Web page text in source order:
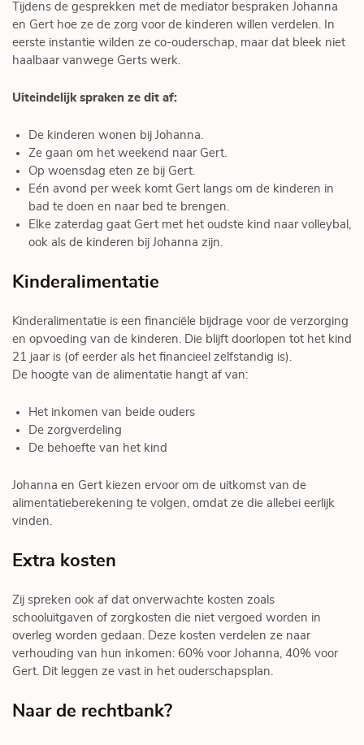
Tijdens de gesprekken met de mediator bespraken Johanna
en Gert hoe ze de zorg voor de kinderen willen verdelen. In
eerste instantie wilden ze co-ouderschap, maar dat bleek niet
haalbaar vanwege Gerts werk.
Uiteindelijk spraken ze dit af:
De kinderen wonen bij Johanna.
Ze gaan om het weekend naar Gert.
Op woensdag eten ze bij Gert.
Eén avond per week komt Gert langs om de kinderen in
bad te doen en naar bed te brengen.
Elke zaterdag gaat Gert met het oudste kind naar volleybal,
ook als de kinderen bij Johanna zijn.
Kinderalimentatie
Kinderalimentatie is een financiële bijdrage voor de verzorging
en opvoeding van de kinderen. Die blijft doorlopen tot het kind
21 jaar is (of eerder als het financieel zelfstandig is).
De hoogte van de alimentatie hangt af van:
Het inkomen van beide ouders
De zorgverdeling
De behoefte van het kind
Johanna en Gert kiezen ervoor om de uitkomst van de
alimentatieberekening te volgen, omdat ze die allebei eerlijk
vinden.
Extra kosten
Zij spreken ook af dat onverwachte kosten zoals
schooluitgaven of zorgkosten die niet vergoed worden in
overleg worden gedaan. Deze kosten verdelen ze naar
verhouding van hun inkomen: 60% voor Johanna, 40% voor
Gert. Dit leggen ze vast in het ouderschapsplan.
Naar de rechtbank?